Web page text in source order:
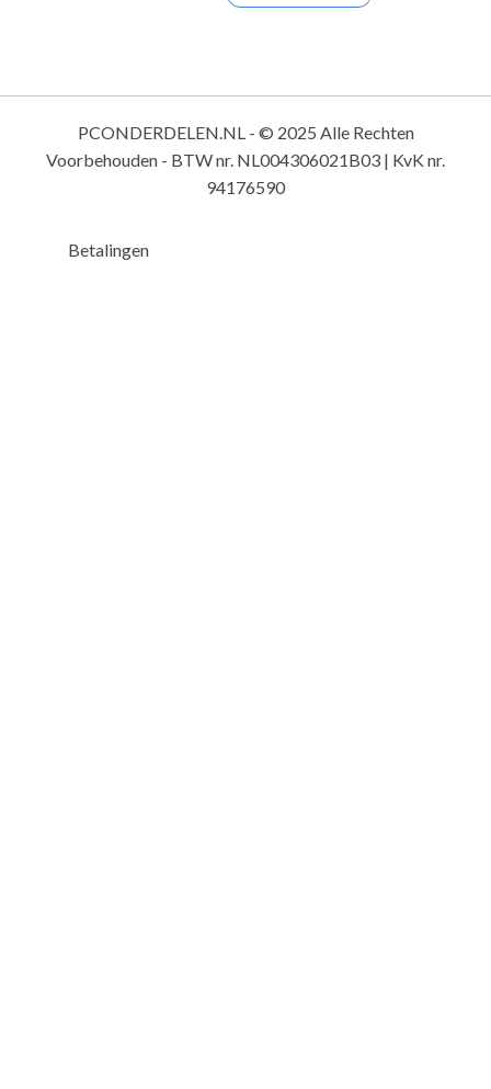
PCONDERDELEN.NL - © 2025 Alle Rechten
Voorbehouden - BTW nr. NL004306021B03 | KvK nr.
94176590
Betalingen